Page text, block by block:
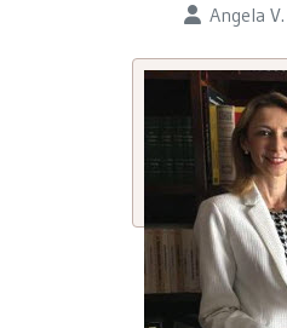
Detalhes Angela